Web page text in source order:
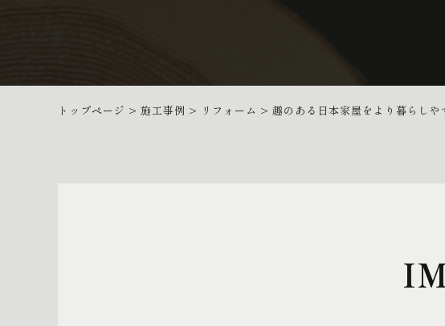
トップページ > 施工事例 > リフォーム > 趣のある日本家屋をより暮らしや